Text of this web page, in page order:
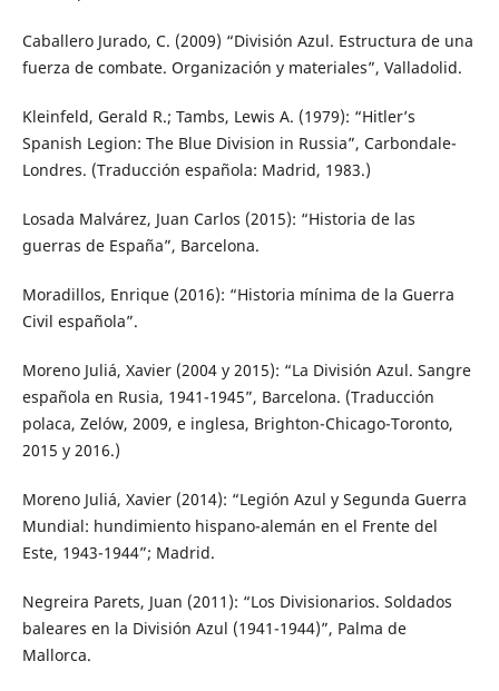
Caballero Jurado, C. (2009) “División Azul. Estructura de una
fuerza de combate. Organización y materiales”, Valladolid.
Kleinfeld, Gerald R.; Tambs, Lewis A. (1979): “Hitler’s
Spanish Legion: The Blue Division in Russia”, Carbondale-
Londres. (Traducción española: Madrid, 1983.)
Losada Malvárez, Juan Carlos (2015): “Historia de las
guerras de España”, Barcelona.
Moradillos, Enrique (2016): “Historia mínima de la Guerra
Civil española”.
Moreno Juliá, Xavier (2004 y 2015): “La División Azul. Sangre
española en Rusia, 1941-1945”, Barcelona. (Traducción
polaca, Zelów, 2009, e inglesa, Brighton-Chicago-Toronto,
2015 y 2016.)
Moreno Juliá, Xavier (2014): “Legión Azul y Segunda Guerra
Mundial: hundimiento hispano-alemán en el Frente del
Este, 1943-1944”; Madrid.
Negreira Parets, Juan (2011): “Los Divisionarios. Soldados
baleares en la División Azul (1941-1944)”, Palma de
Mallorca.